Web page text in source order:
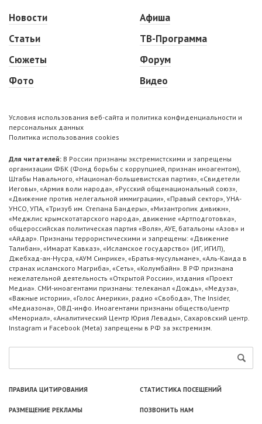
Новости
Статьи
Сюжеты
Фото
Афиша
ТВ-Программа
Форум
Видео
Условия использования веб-сайта и политика конфиденциальности и
персональных данных
Политика использования cookies
Для читателей: В России признаны экстремистскими и запрещены
организации ФБК (Фонд борьбы с коррупцией, признан иноагентом),
Штабы Навального, «Национал-большевистская партия», «Свидетели
Иеговы», «Армия воли народа», «Русский общенациональный союз»,
«Движение против нелегальной иммиграции», «Правый сектор», УНА-
УНСО, УПА, «Тризуб им. Степана Бандеры», «Мизантропик дивижн»,
«Меджлис крымскотатарского народа», движение «Артподготовка»,
общероссийская политическая партия «Воля», АУЕ, батальоны «Азов» и
«Айдар». Признаны террористическими и запрещены: «Движение
Талибан», «Имарат Кавказ», «Исламское государство» (ИГ, ИГИЛ),
Джебхад-ан-Нусра, «АУМ Синрике», «Братья-мусульмане», «Аль-Каида в
странах исламского Магриба», «Сеть», «Колумбайн». В РФ признана
нежелательной деятельность «Открытой России», издания «Проект
Медиа». СМИ-иноагентами признаны: телеканал «Дождь», «Медуза»,
«Важные истории», «Голос Америки», радио «Свобода», The Insider,
«Медиазона», ОВД-инфо. Иноагентами признаны общество/центр
«Мемориал», «Аналитический Центр Юрия Левады», Сахаровский центр.
Instagram и Facebook (Metа) запрещены в РФ за экстремизм.
ПРАВИЛА ЦИТИРОВАНИЯ СТАТИСТИКА ПОСЕЩЕНИЙ
РАЗМЕЩЕНИЕ РЕКЛАМЫ ПОЗВОНИТЬ НАМ